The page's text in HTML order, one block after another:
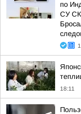
по
СУ СК
18:11